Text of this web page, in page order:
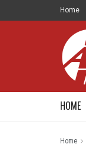
Home
HOME
Home